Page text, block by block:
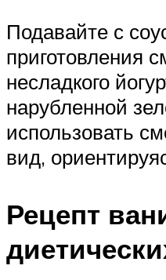
Подавайте с
приготовления
несладкого
нарубленной
использовать
вид,
Рецепт